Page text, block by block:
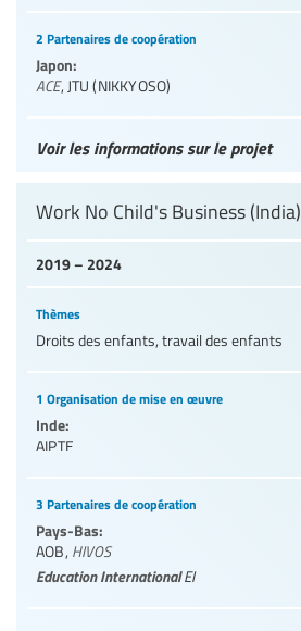
2 Partenaires de coopération
Japon:
ACE, JTU (NIKKYOSO)
Voir les informations sur le projet
2019 – 2024
Work No Child's Business (India)
Thèmes
Droits des enfants, travail des enfants
1 Organisation de mise en œuvre
Inde:
AIPTF
3 Partenaires de coopération
Pays-Bas:
AOB, HIVOS
Education InternationalEI